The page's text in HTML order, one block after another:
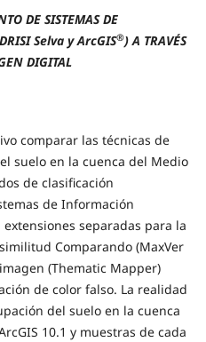
DE SISTEMAS DE
Selva y ArcGIS®) A TRAVÉS
DIGITAL
comparar las técnicas de
suelo en la cuenca del Medio
de clasificación
de Información
extensiones separadas para la
Comparando (MaxVer
(Thematic Mapper)
de color falso. La realidad
del suelo en la cuenca
10.1 y muestras de cada